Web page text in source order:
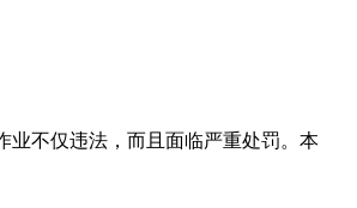
业不仅违法，而且面临严重处罚。本